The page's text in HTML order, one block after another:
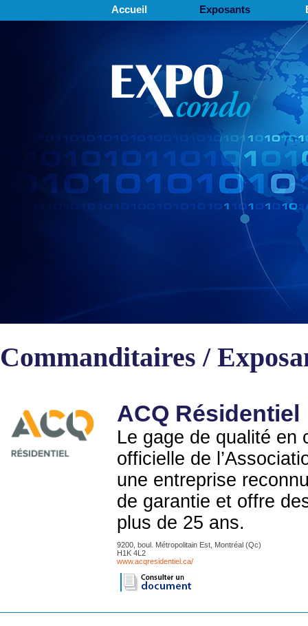
Accueil Exposants
Commanditaires /
ACQ Résidentiel
Le gage de qualité en
officielle de
une entreprise
de garantie et offre
plus de 25 ans.
9200, boul. Métropolitain Est, Montréal (Qc)
H1K 4L2
www.acqresidentiel.ca/